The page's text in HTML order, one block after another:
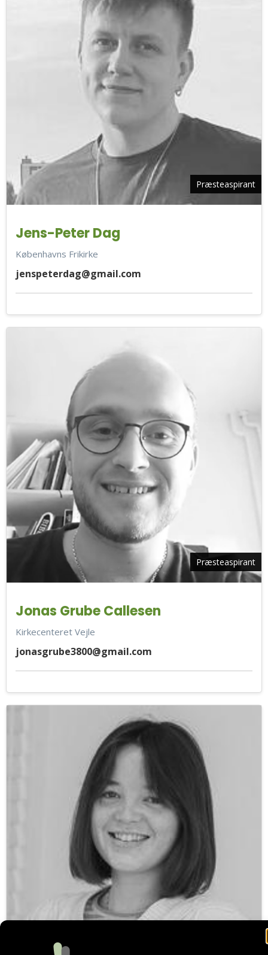
Præsteaspirant
Jens-Peter Dag
Københavns Frikirke
jenspeterdag@gmail.com
Præsteaspirant
Jonas Grube Callesen
Kirkecenteret Vejle
jonasgrube3800@gmail.com